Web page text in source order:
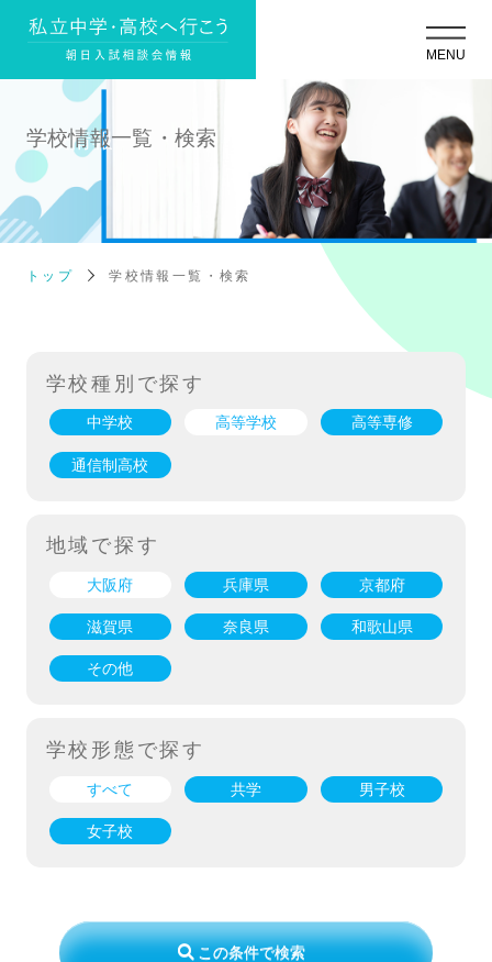
学校情報一覧・検索
トップ 学校情報一覧・検索
学校種別で探す
中学校 高等学校 高等専修
通信制高校
地域で探す
大阪府 兵庫県 京都府
滋賀県 奈良県 和歌山県
その他
学校形態で探す
すべて 共学 男子校
女子校
この条件で検索